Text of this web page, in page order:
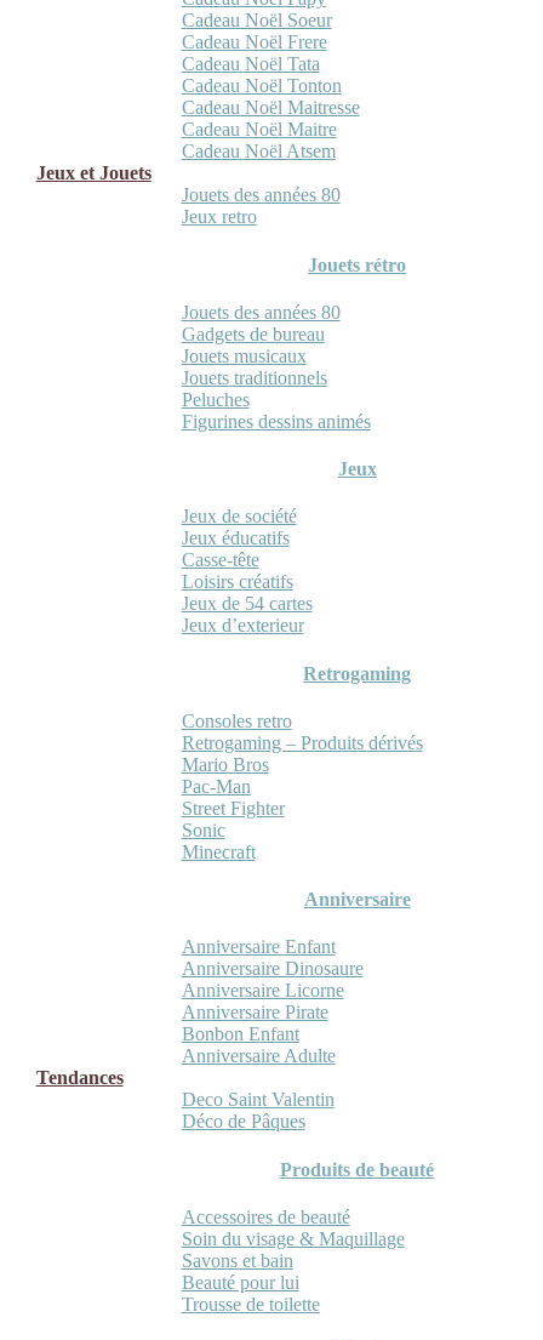
Cadeau Noël Soeur
Cadeau Noël Frere
Cadeau Noël Tata
Cadeau Noël Tonton
Cadeau Noël Maitresse
Cadeau Noël Maitre
Cadeau Noël Atsem
Jeux et Jouets
Jouets des années 80
Jeux retro
Jouets rétro
Jouets des années 80
Gadgets de bureau
Jouets musicaux
Jouets traditionnels
Peluches
Figurines dessins animés
Jeux
Jeux de société
Jeux éducatifs
Casse-tête
Loisirs créatifs
Jeux de 54 cartes
Jeux d’exterieur
Retrogaming
Consoles retro
Retrogaming – Produits dérivés
Mario Bros
Pac-Man
Street Fighter
Sonic
Minecraft
Anniversaire
Anniversaire Enfant
Anniversaire Dinosaure
Anniversaire Licorne
Anniversaire Pirate
Bonbon Enfant
Anniversaire Adulte
Tendances
Deco Saint Valentin
Déco de Pâques
Produits de beauté
Accessoires de beauté
Soin du visage & Maquillage
Savons et bain
Beauté pour lui
Trousse de toilette